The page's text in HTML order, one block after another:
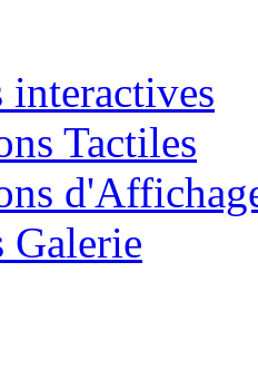
interactives
Tactiles
Galerie